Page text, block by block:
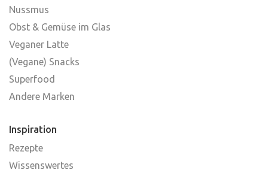
Nussmus
Obst & Gemüse im Glas
Veganer Latte
(Vegane) Snacks
Superfood
Andere Marken
Inspiration
Rezepte
Wissenswertes